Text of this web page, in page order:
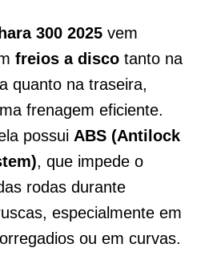
300 2025 vem
freios a disco tanto na
quanto na traseira,
frenagem eficiente.
possui ABS (Antilock
, que impede o
rodas durante
especialmente em
ou em curvas.